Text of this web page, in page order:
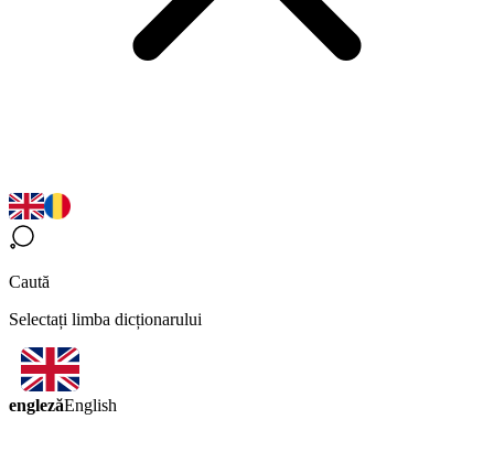
Caută
Selectați limba dicționarului
englezăEnglish